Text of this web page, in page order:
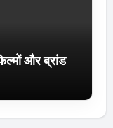
और ब्रांड